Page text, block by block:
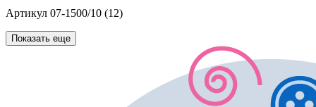
Артикул 07-1500/10 (12)
Показать еще